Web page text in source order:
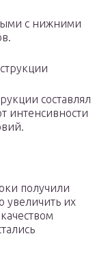
с нижними
составлял
интенсивности
получили
увеличить их